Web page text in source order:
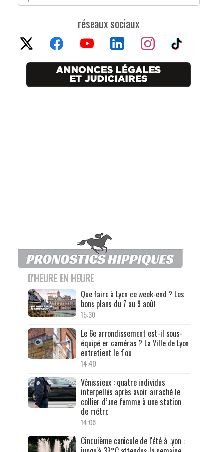
réseaux sociaux
D'HEURE EN HEURE
Que faire à Lyon ce week-end ? Les
bons plans du 7 au 9 août
15:30
Le 6e arrondissement est-il sous-
équipé en caméras ? La Ville de Lyon
entretient le flou
14:40
Vénissieux : quatre individus
interpellés après avoir arraché le
collier d’une femme à une station
de métro
14:06
Cinquième canicule de l'été à Lyon :